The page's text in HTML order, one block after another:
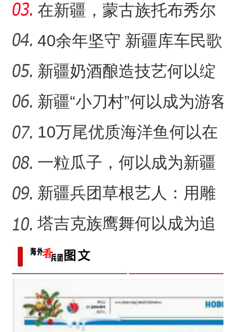
“五一”假期，开都河天鹅
“阿克苏是个好地方·四季
团
沙“硬碰硬”？
在新疆，蒙古族托布秀尔
音乐何以传承不息？
40余年坚守 新疆库车民歌
传承人用歌声展现非遗魅
力
新疆奶酒酿造技艺何以绽
放光彩？
新疆“小刀村”何以成为游客
体验非遗技艺打卡地？
10万尾优质海洋鱼何以在
新疆沙漠里安家？
一粒瓜子，何以成为新疆
的名片？
新疆兵团草根艺人：用雕
塑述说“兵团故事”雕刻别
塔吉克族鹰舞何以成为追
求美好生活的展现？